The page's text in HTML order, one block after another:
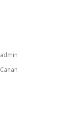
admin
Canan